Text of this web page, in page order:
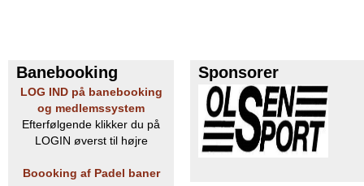
ePADEL I ATK
Banebooking
LOG IND på banebooking
og medlemssystem
Efterfølgende klikker du på
LOGIN øverst til højre
Boooking af Padel baner
Sponsorer